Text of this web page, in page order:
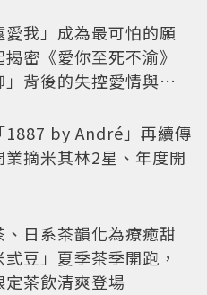
愛我」成為最可怕的願
密《愛你至死不渝》
」背後的失控愛情與爆
1887 by André」再續傳
業摘米其林2星、年度開
、日系茶韻化為療癒甜
豆」夏季茶季開跑，
定茶飲清爽登場